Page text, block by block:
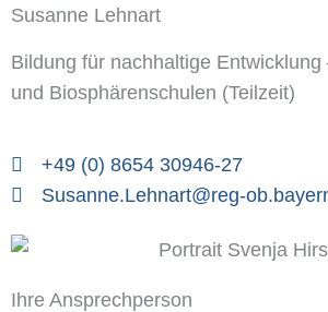
Susanne Lehnart
Bildung für nachhaltige
und Biosphärenschulen (Teilzeit)
+49 (0) 8654 30946-27
Susanne.Lehnart@reg-
Ihre Ansprechperson